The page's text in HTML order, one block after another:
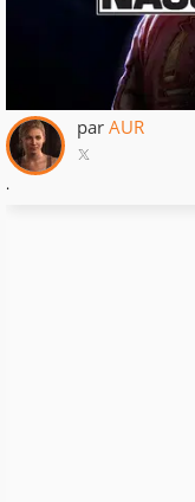
par AUR
.